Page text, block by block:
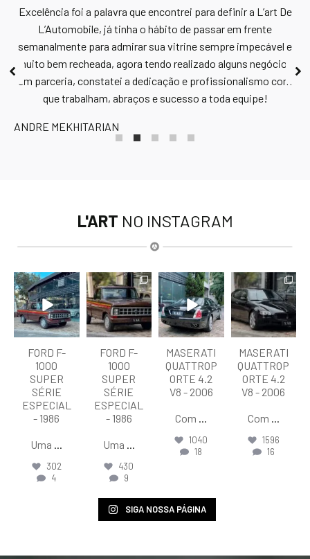
Excelência foi a palavra que encontrei para definir a L’art De
L’Automobile, já tinha o hábito de passar em frente
semanalmente para admirar sua vitrine sempre impecável e
muito bem recheada, agora tendo realizado alguns negócios
em parceria, constatei a dedicação e profissionalismo com
que trabalham, abraços e sucesso a toda equipe!
ANDRE MEKHITARIAN
L'ART NO INSTAGRAM
lart.br
Ago 7
FORD F-
1000
SUPER
SÉRIE
ESPECIAL
- 1986
Uma ...
302
4
lart.br
Ago 7
FORD F-
1000
SUPER
SÉRIE
ESPECIAL
- 1986
Uma ...
430
9
lart.br
Ago 6
MASERATI
QUATTROP
ORTE 4.2
V8 - 2006
Com ...
1040
18
lart.br
Ago 6
MASERATI
QUATTROP
ORTE 4.2
V8 - 2006
Com ...
1596
16
SIGA NOSSA PÁGINA